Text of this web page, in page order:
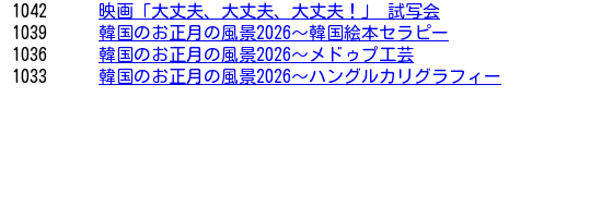
1042
映画「大丈夫、大丈夫、大丈夫！」 試写会
1039
韓国のお正月の風景2026〜韓国絵本セラピー
1036
韓国のお正月の風景2026〜メドゥプ工芸
1033
韓国のお正月の風景2026〜ハングルカリグラフィー